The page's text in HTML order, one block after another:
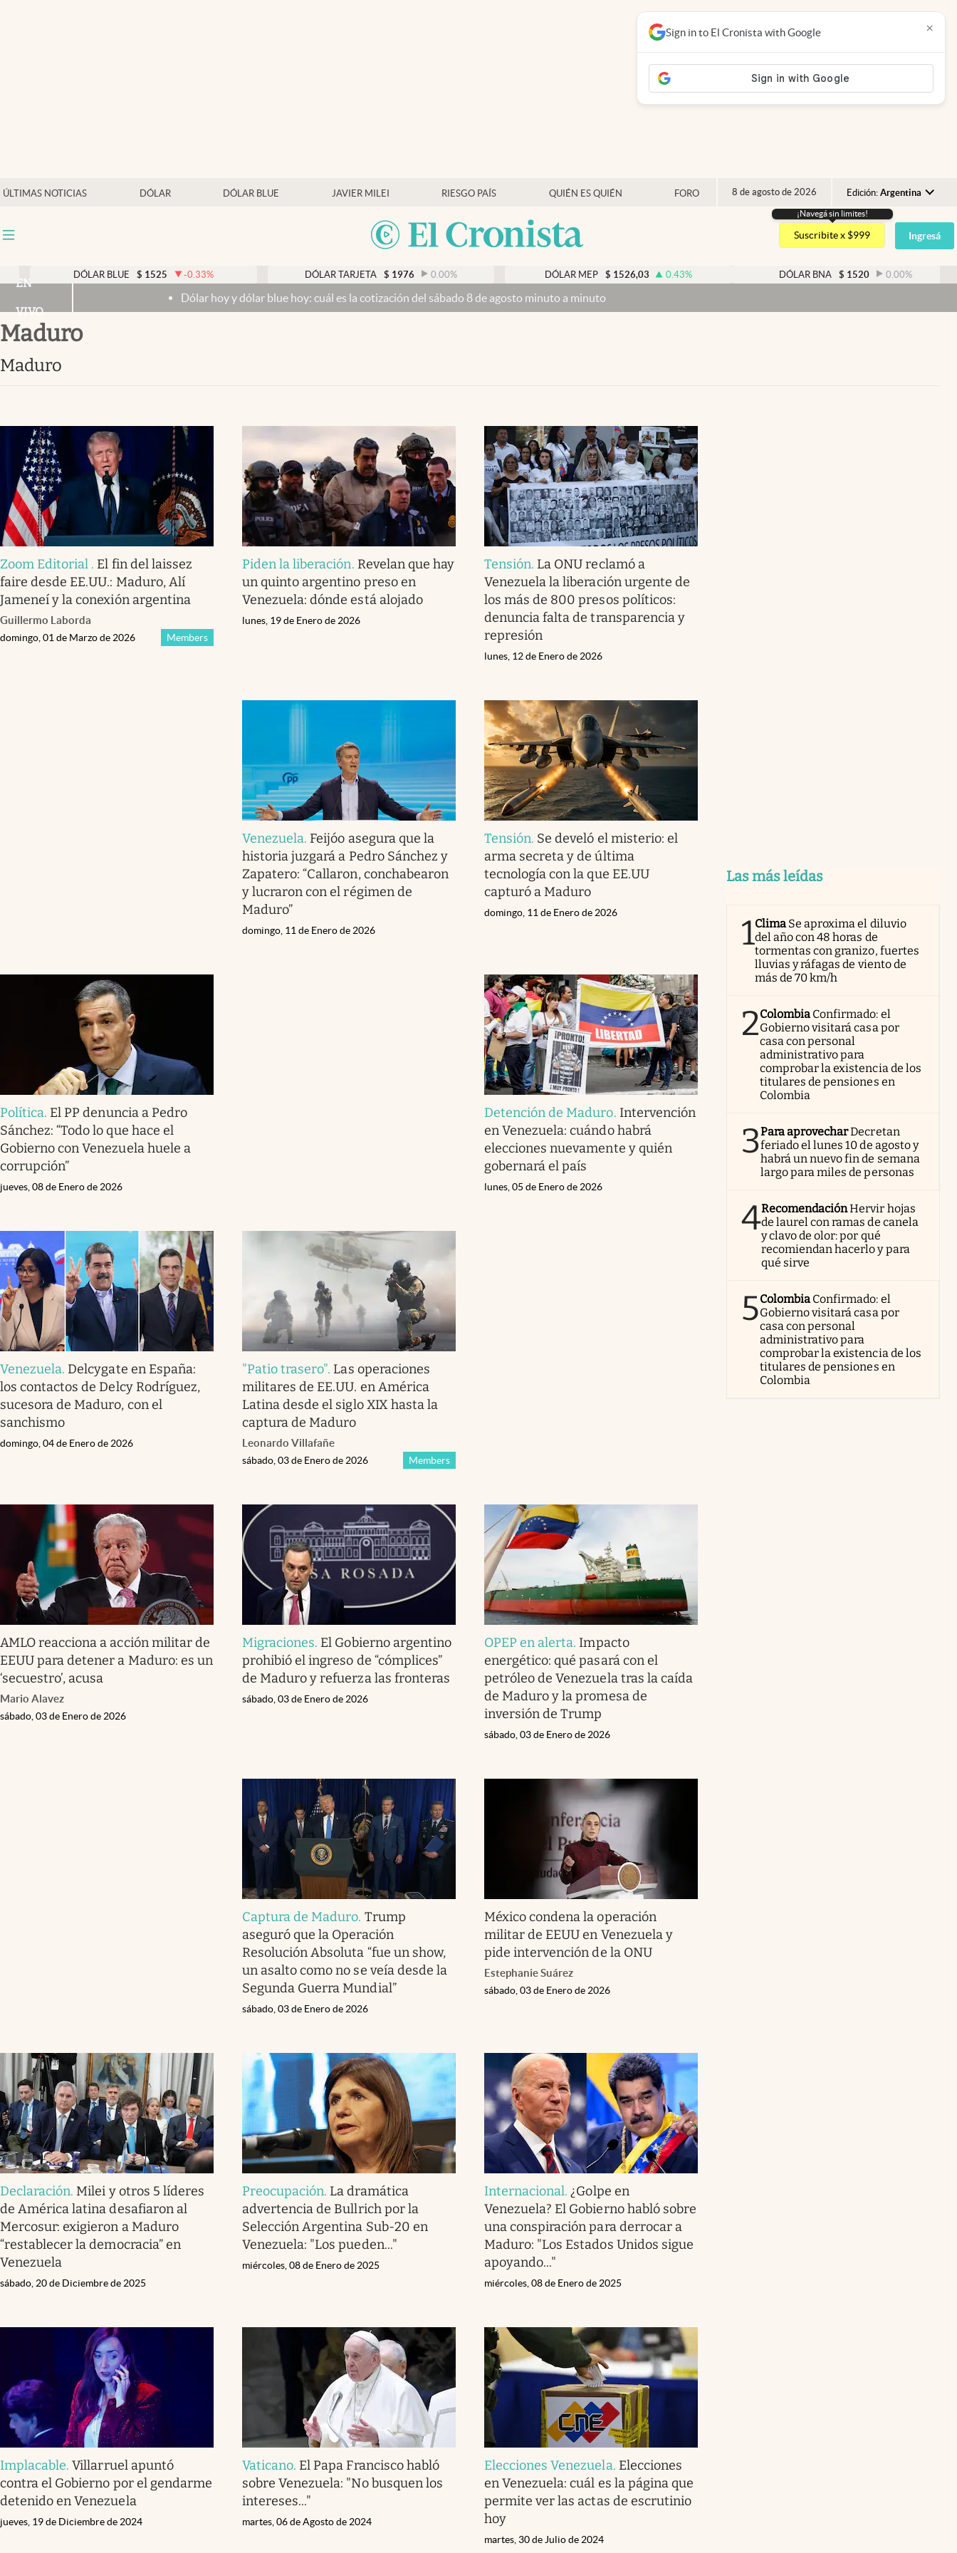
ÚLTIMAS NOTICIAS DÓLAR DÓLAR BLUE JAVIER MILEI RIESGO PAÍS QUIÉN ES QUIÉN FORO 8 de agosto de 2026 Edición: Argentina
Argentina
España
USA
Mercados Online
Otras secciones
Infotechnology
Eventos Corporativos
El Cronista Studio
Mediakit
abre en nueva pestaña
¡Navegá sin limites!
Suscribite x $999 Ingresá
1525 -0.33% DÓLAR TARJETA $ 1976 0.00 % 1526,03 0.43% 1520 0.00 %
EN
VIVO
Dólar hoy y dólar blue hoy: cuál es la cotización del sábado 8 de agosto minuto a minuto
Sign in to El Cronista with Google ×
Maduro
Maduro
Zoom Editorial . El fin del laissez
faire desde EE.UU.: Maduro, Alí
Jameneí y la conexión argentina
Guillermo Laborda
Members
domingo, 01 de Marzo de 2026
Piden la liberación. Revelan que hay
un quinto argentino preso en
Venezuela: dónde está alojado
lunes, 19 de Enero de 2026
Tensión. La ONU reclamó a
Venezuela la liberación urgente de
los más de 800 presos políticos:
denuncia falta de transparencia y
represión
lunes, 12 de Enero de 2026
Venezuela. Feijóo asegura que la
historia juzgará a Pedro Sánchez y
Zapatero: “Callaron, conchabearon
y lucraron con el régimen de
Maduro”
domingo, 11 de Enero de 2026
Tensión. Se develó el misterio: el
arma secreta y de última
tecnología con la que EE.UU
capturó a Maduro
domingo, 11 de Enero de 2026
Política. El PP denuncia a Pedro
Sánchez: “Todo lo que hace el
Gobierno con Venezuela huele a
corrupción”
jueves, 08 de Enero de 2026
Detención de Maduro. Intervención
en Venezuela: cuándo habrá
elecciones nuevamente y quién
gobernará el país
lunes, 05 de Enero de 2026
Venezuela. Delcygate en España:
los contactos de Delcy Rodríguez,
sucesora de Maduro, con el
sanchismo
domingo, 04 de Enero de 2026
"Patio trasero". Las operaciones
militares de EE.UU. en América
Latina desde el siglo XIX hasta la
captura de Maduro
Leonardo Villafañe
Members
sábado, 03 de Enero de 2026
AMLO reacciona a acción militar de
EEUU para detener a Maduro: es un
‘secuestro’, acusa
Mario Alavez
sábado, 03 de Enero de 2026
Migraciones. El Gobierno argentino
prohibió el ingreso de “cómplices”
de Maduro y refuerza las fronteras
sábado, 03 de Enero de 2026
OPEP en alerta. Impacto
energético: qué pasará con el
petróleo de Venezuela tras la caída
de Maduro y la promesa de
inversión de Trump
sábado, 03 de Enero de 2026
Captura de Maduro. Trump
aseguró que la Operación
Resolución Absoluta “fue un show,
un asalto como no se veía desde la
Segunda Guerra Mundial”
sábado, 03 de Enero de 2026
México condena la operación
militar de EEUU en Venezuela y
pide intervención de la ONU
Estephanie Suárez
sábado, 03 de Enero de 2026
Declaración. Milei y otros 5 líderes
de América latina desafiaron al
Mercosur: exigieron a Maduro
“restablecer la democracia” en
Venezuela
sábado, 20 de Diciembre de 2025
Preocupación. La dramática
advertencia de Bullrich por la
Selección Argentina Sub-20 en
Venezuela: "Los pueden..."
miércoles, 08 de Enero de 2025
Internacional. ¿Golpe en
Venezuela? El Gobierno habló sobre
una conspiración para derrocar a
Maduro: "Los Estados Unidos sigue
apoyando..."
miércoles, 08 de Enero de 2025
Implacable.Villarruel apuntó
contra el Gobierno por el gendarme
detenido en Venezuela
jueves, 19 de Diciembre de 2024
Vaticano. El Papa Francisco habló
sobre Venezuela: "No busquen los
intereses..."
martes, 06 de Agosto de 2024
Elecciones Venezuela. Elecciones
en Venezuela: cuál es la página que
permite ver las actas de escrutinio
hoy
martes, 30 de Julio de 2024
Las más leídas
1Clima Se aproxima el diluvio
del año con 48 horas de
tormentas con granizo, fuertes
lluvias y ráfagas de viento de
más de 70 km/h
2Colombia Confirmado: el
Gobierno visitará casa por
casa con personal
administrativo para
comprobar la existencia de los
titulares de pensiones en
Colombia
3Para aprovecharDecretan
feriado el lunes 10 de agosto y
habrá un nuevo fin de semana
largo para miles de personas
4RecomendaciónHervir hojas
de laurel con ramas de canela
y clavo de olor: por qué
recomiendan hacerlo y para
qué sirve
5Colombia Confirmado: el
Gobierno visitará casa por
casa con personal
administrativo para
comprobar la existencia de los
titulares de pensiones en
Colombia